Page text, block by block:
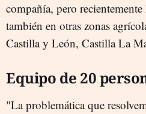
compañía, pero
también en otras zonas
Castilla y León, Castilla La
Equipo de 20
"La problemática que